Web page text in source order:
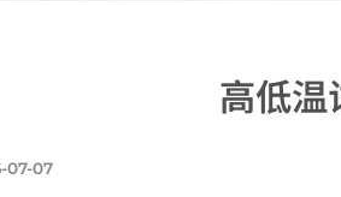
高低温
07-07